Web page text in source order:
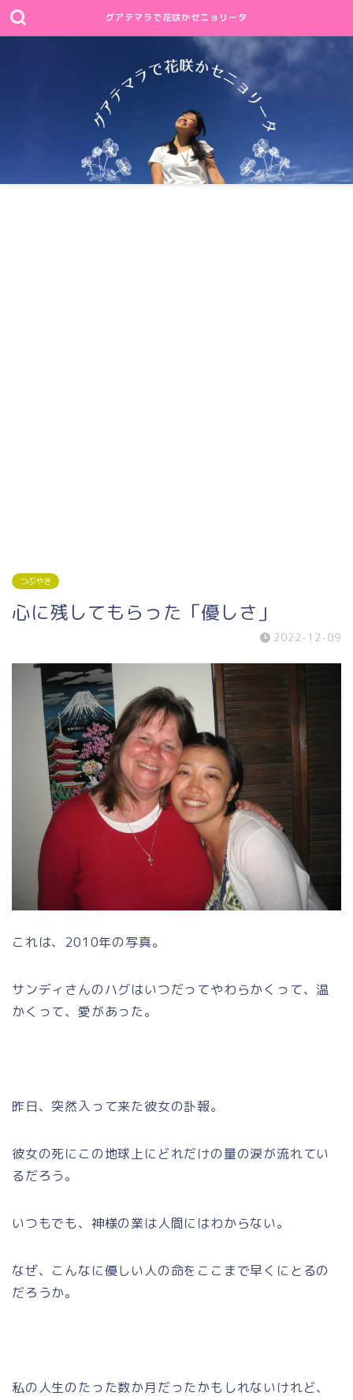
グアテマラで花咲かセニョリータ
つぶやき
心に残してもらった「優しさ」
2022-12-09
これは、2010年の写真。
サンディさんのハグはいつだってやわらかくって、温
かくって、愛があった。
昨日、突然入って来た彼女の訃報。
彼女の死にこの地球上にどれだけの量の涙が流れてい
るだろう。
いつもでも、神様の業は人間にはわからない。
なぜ、こんなに優しい人の命をここまで早くにとるの
だろうか。
私の人生のたった数か月だったかもしれないけれど、